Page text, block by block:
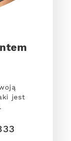
jest